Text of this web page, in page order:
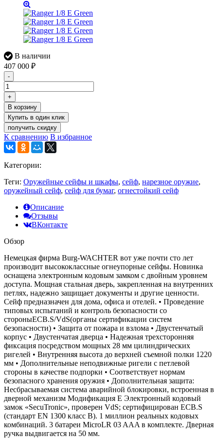
В наличии
407 000 ₽
-
+
В корзину
получить скидку
К сравнению В избранное
Категории:
Теги: Оружейные сейфы и шкафы, сейф, нарезное оружие,
оружейный сейф, сейф для бумаг, огнестойкий сейф
Описание
Отзывы
ВКонтакте
Обзор
Немецкая фирма Burg-WACHTER вот уже почти сто лет
производит высококлассные огнеупорные сейфы. Новинка
оснащена электронным кодовым замком с двойным уровнем
доступа. Мощная стальная дверь, закрепленная на внутренних
петлях, надежно защищает документы и другие ценности.
Сейф предназначен для дома, офиса и отелей. • Проведение
типовых испытаний и контроль безопасности со
стороныECB.S/VdS(органы сертификации систем
безопасности) • Защита от пожара и взлома • Двустенчатый
корпус • Двустенчатая дверца • Надежная трехсторонняя
фиксация посредством мощных 28 мм цилиндрических
ригелей • Внутренняя высота до верхней съемной полки 1220
мм • Дополнительные неподвижные ригели с петлевой
стороны в качестве подпорки • Соответствует нормам
безопасного хранения оружия • Дополнительная защита:
Несбрасываемая система аварийной блокировки, встроенная в
дверной механизм Модификация E Электронный кодовый
замок «SecuTronic», проверен VdS; сертифицирован ECB.S
(стандарт EN 1300 класс B). 1 миллион реальных кодовых
комбинаций. 3 батареи MicroLR 03 AAA в комплекте. Дверная
ручка выдвигается на 50 мм.